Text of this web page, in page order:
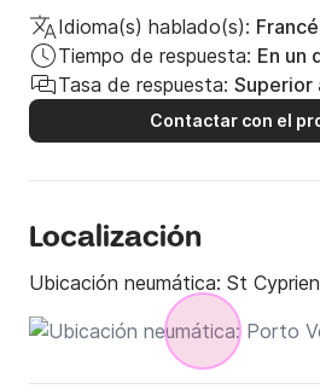
Idioma(s) hablado(s):
Tiempo de respuesta: En un
Tasa de respuesta: Superior
Contactar con el
Localización
Ubicación neumática: St